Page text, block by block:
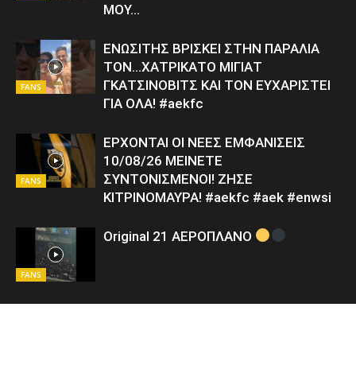
ΜΟΥ…
FANS
ΕΝΩΣΙΤΗΣ ΒΡΙΣΚΕΙ ΣΤΗΝ ΠΑΡΑΛΙΑ
ΤΟΝ…ΧΑΤΡΙΚΑΤΟ ΜΙΓΙΑΤ
ΓΚΑΤΣΙΝΟΒΙΤΣ ΚΑΙ ΤΟΝ ΕΥΧΑΡΙΣΤΕΙ
ΓΙΑ ΟΛΑ! #aekfc
FANS
ΕΡΧΟΝΤΑΙ ΟΙ ΝΕΕΣ ΕΜΦΑΝΙΣΕΙΣ
10/08/26 ΜΕΙΝΕΤΕ
ΣΥΝΤΟΝΙΣΜΕΝΟΙ! ΖΗΣΕ
ΚΙΤΡΙΝΟΜΑΥΡΑ! #aekfc #aek #enwsi
FANS
Original 21 ΑΕΡΟΠΛΑΝΟ